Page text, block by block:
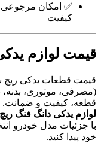
✅ امکان
کیفیت
قیمت لوازم
قیمت قطعات یدکی ریچ
(مصرفی، موتوری، بدنه،
قطعه، کیفیت و ضمانت.
لوازم یدکی دانگ فنگ ریچ
با جزئیات مدل خودرو
خود پیدا کنید.